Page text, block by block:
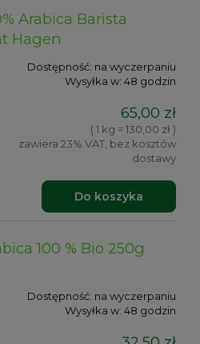
Arabica Barista
Hagen
Dostępność: na wyczerpaniu
Wysyłka w: 48 godzin
65,00 zł
( 1 kg = 130,00 zł )
zawiera 23% VAT, bez kosztów
dostawy
Do koszyka
100 % Bio 250g
Dostępność: na wyczerpaniu
Wysyłka w: 48 godzin